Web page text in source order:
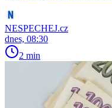
NESPECHEJ.cz
dnes, 08:30
2 min